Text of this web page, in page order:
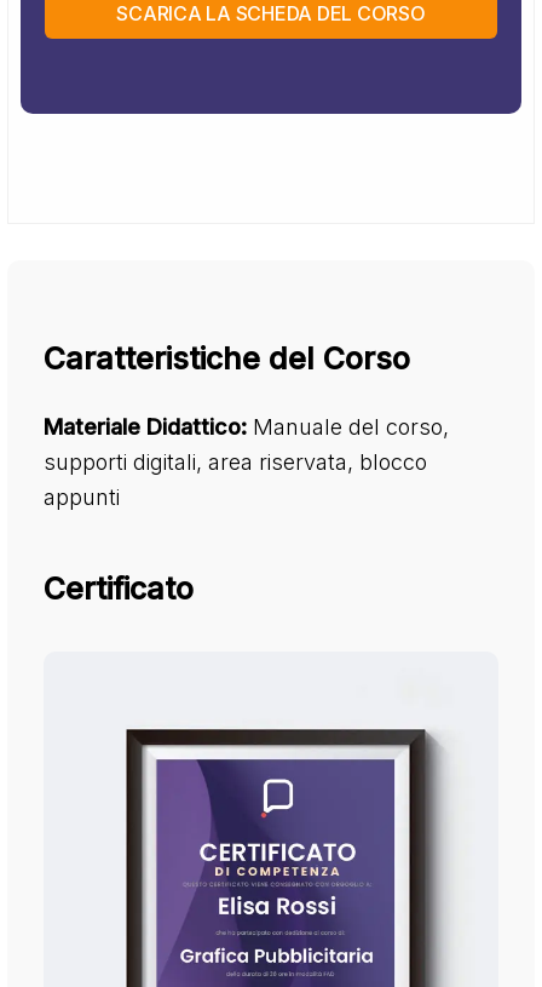
SCARICA LA SCHEDA DEL CORSO
Caratteristiche del Corso
Materiale Didattico: Manuale del corso,
supporti digitali, area riservata, blocco
appunti
Certificato